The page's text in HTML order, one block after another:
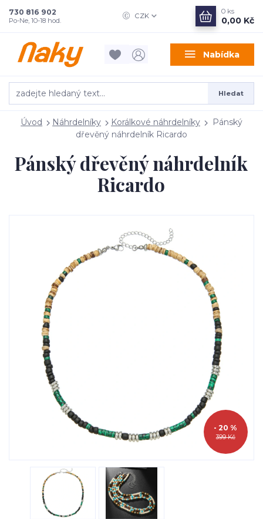
Nabídka
CZK
Hledat
730 816 902
Po-Ne, 10-18 hod.
0 ks
0,00 Kč
Úvod Náhrdelníky Korálkové náhrdelníky
Pánský
dřevěný náhrdelník Ricardo
Pánský dřevěný náhrdelník
Ricardo
399 Kč
- 20 %